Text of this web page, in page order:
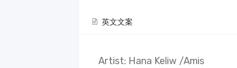
英文文案
Artist: Hana Keliw /Amis